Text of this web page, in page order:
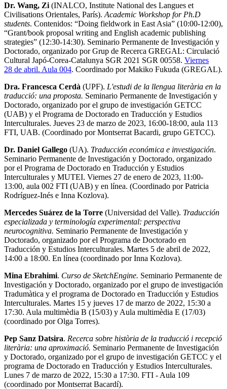
Dr. Wang, Zi (INALCO, Institute National des Langues et
Civilisations Orientales, París). Academic Workshop for Ph.D
students. Contenidos: “Doing fieldwork in East Asia” (10:00-12:00),
“Grant/book proposal writing and English academic publishing
strategies” (12:30-14:30). Seminario Permanente de Investigación y
Doctorado, organizado por Grup de Recerca GREGAL: Circulació
Cultural Japó-Corea-Catalunya SGR 2021 SGR 00558. Viernes
28 de abril. Aula 004. Coordinado por Makiko Fukuda (GREGAL).
Dra. Francesca Cerdà (UPF). L'estudi de la llengua literària en la
traducció: una proposta. Seminario Permanente de Investigación y
Doctorado, organizado por el grupo de investigación GETCC
(UAB) y el Programa de Doctorado en Traducción y Estudios
Interculturales. Jueves 23 de marzo de 2023, 16:00-18:00, aula 113
FTI, UAB. (Coordinado por Montserrat Bacardi, grupo GETCC).
Dr. Daniel Gallego (UA). Traducción económica e investigación.
Seminario Permanente de Investigación y Doctorado, organizado
por el Programa de Doctorado en Traducción y Estudios
Interculturales y MUTEI. Viernes 27 de enero de 2023, 11:00-
13:00, aula 002 FTI (UAB) y en línea. (Coordinado por Patricia
Rodríguez-Inés e Inna Kozlova).
Mercedes Suárez de la Torre (Universidad del Valle). Traducción
especializada y terminología experimental: perspectiva
neurocognitiva. Seminario Permanente de Investigación y
Doctorado, organizado por el Programa de Doctorado en
Traducción y Estudios Interculturales. Martes 5 de abril de 2022,
14:00 a 18:00. En línea (coordinado por Inna Kozlova).
Mina Ebrahimi. Curso de SketchEngine. Seminario Permanente de
Investigación y Doctorado, organizado por el grupo de investigación
Tradumàtica y el programa de Doctorado en Traducción y Estudios
Interculturales. Martes 15 y jueves 17 de marzo de 2022, 15:30 a
17:30. Aula multimèdia B (15/03) y Aula multimèdia E (17/03)
(coordinado por Olga Torres).
Pep Sanz Datsira. Recerca sobre història de la traducció i recepció
literària: una aproximació. Seminario Permanente de Investigación
y Doctorado, organizado por el grupo de investigación GETCC y el
programa de Doctorado en Traducción y Estudios Interculturales.
Lunes 7 de marzo de 2022, 15:30 a 17:30. FTI - Aula 109
(coordinado por Montserrat Bacardí).